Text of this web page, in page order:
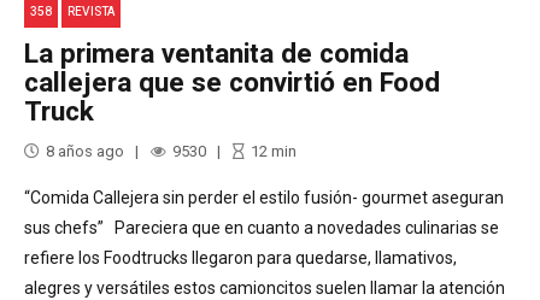
358 REVISTA
La primera ventanita de comida
callejera que se convirtió en Food
Truck
8 años ago 9530 12 min
“Comida Callejera sin perder el estilo fusión- gourmet aseguran
sus chefs” Pareciera que en cuanto a novedades culinarias se
refiere los Foodtrucks llegaron para quedarse, llamativos,
alegres y versátiles estos camioncitos suelen llamar la atención